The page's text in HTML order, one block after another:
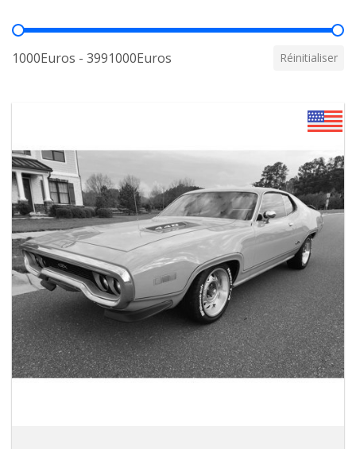
Prix
1000Euros - 3991000Euros Réinitialiser